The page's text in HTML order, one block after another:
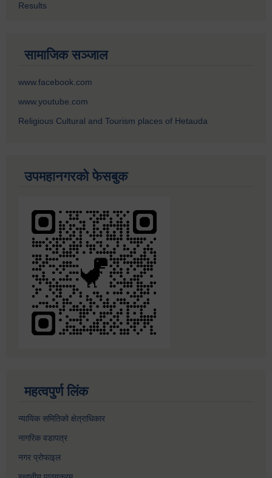
Results
सामाजिक सञ्जाल
www.facebook.com
www.youtube.com
Religious Cultural and Tourism places of Hetauda
उपमहानगरको फेसबुक
महत्वपुर्ण लिंक
न्यायिक समितिको क्षेत्राधिकार
नागरिक वडापत्र
नगर प्रोफाइल